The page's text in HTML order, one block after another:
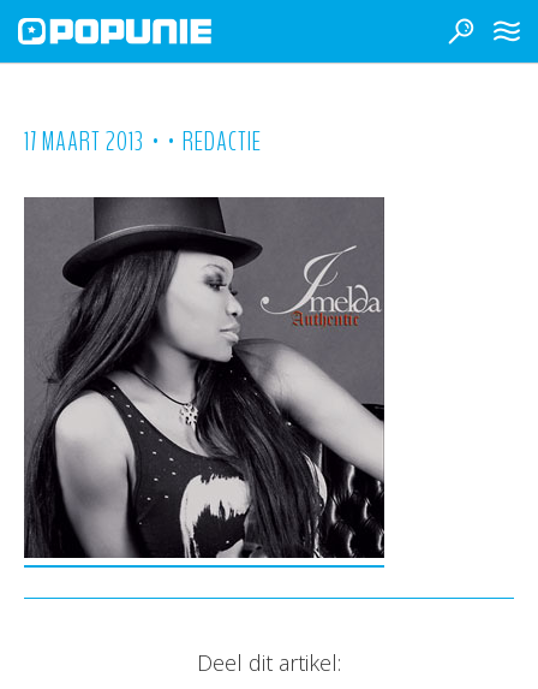
17 MAART 2013 • • REDACTIE
Deel dit artikel: